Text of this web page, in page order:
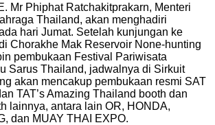
Mr Phiphat Ratchakitprakarn, Menteri
Thailand, akan menghadiri
hari Jumat. Setelah kunjungan ke
Chorakhe Mak Reservoir None-hunting
pembukaan Festival Pariwisata
Sarus Thailand, jadwalnya di Sirkuit
akan mencakup pembukaan resmi SAT
TAT’s Amazing Thailand booth dan
lainnya, antara lain OR, HONDA,
dan MUAY THAI EXPO.